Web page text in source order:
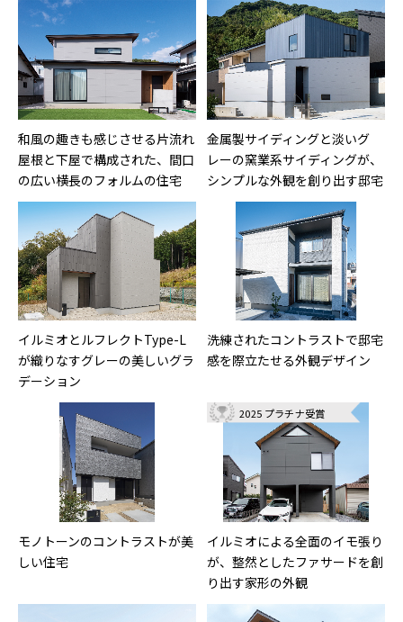
和風の趣きも感じさせる片流れ
屋根と下屋で構成された、間口
の広い横長のフォルムの住宅
金属製サイディングと淡いグ
レーの窯業系サイディングが、
シンプルな外観を創り出す邸宅
イルミオとルフレクトType-L
が織りなすグレーの美しいグラ
デーション
洗練されたコントラストで邸宅
感を際立たせる外観デザイン
モノトーンのコントラストが美
しい住宅
2025 プラチナ受賞
イルミオによる全面のイモ張り
が、整然としたファサードを創
り出す家形の外観